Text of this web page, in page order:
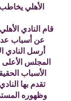
الأهلي
قام النادي
عن أسباب
أرسل النادي
المجلس
الأسباب
تقدم بها
وظهوره